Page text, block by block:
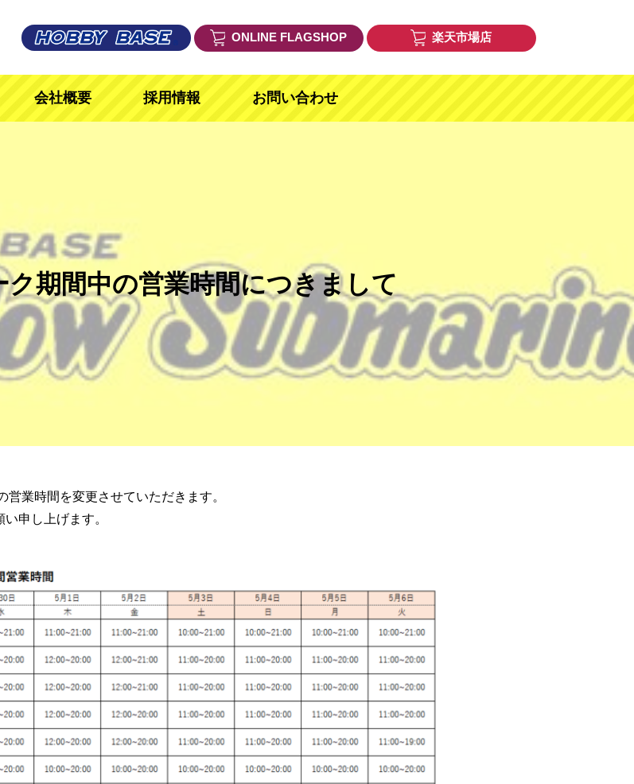
ONLINE FLAGSHOP 楽天市場店
会社概要 採用情報 お問い合わせ
期間中の営業時間につきまして
業時間を変更させていただきます。
申し上げます。